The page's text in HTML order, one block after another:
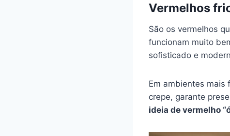
Vermelhos
São os vermelhos
funcionam muito
sofisticado e
Em ambientes mais
crepe, garante
ideia de vermelho